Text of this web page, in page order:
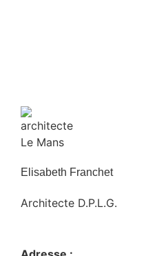
Elisabeth Franchet
Architecte D.P.L.G.